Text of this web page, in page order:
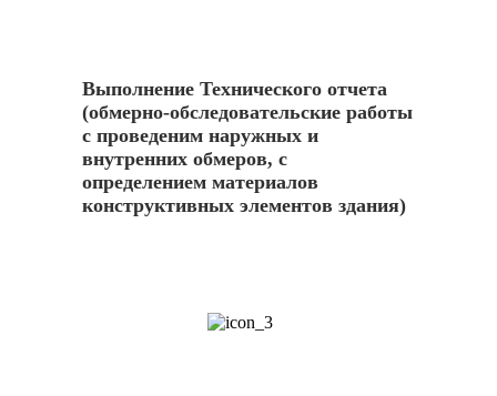
Выполнение Технического отчета
(обмерно-обследовательские работы
с проведеним наружных и
внутренних обмеров, с
определением материалов
конструктивных элементов здания)